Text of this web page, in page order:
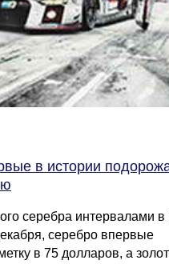
в истории
серебра интервалами в
серебро впервые
в 75 долларов, а